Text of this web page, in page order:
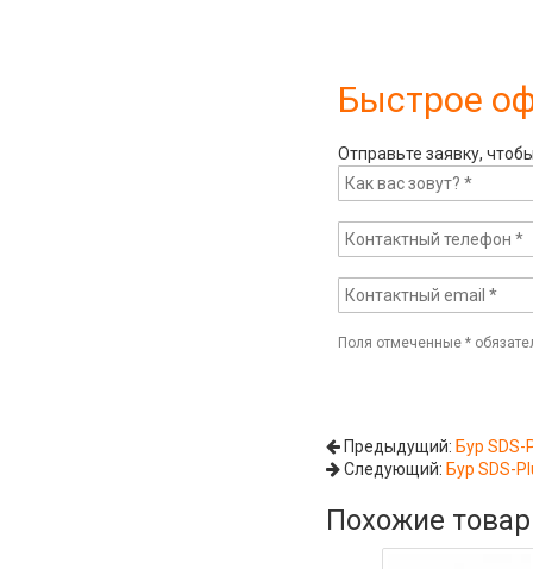
Быстрое
Отправьте заявку,
Поля отмеченные*
Предыдущий: Бур
Следующий: Бур SDS-
Похожие